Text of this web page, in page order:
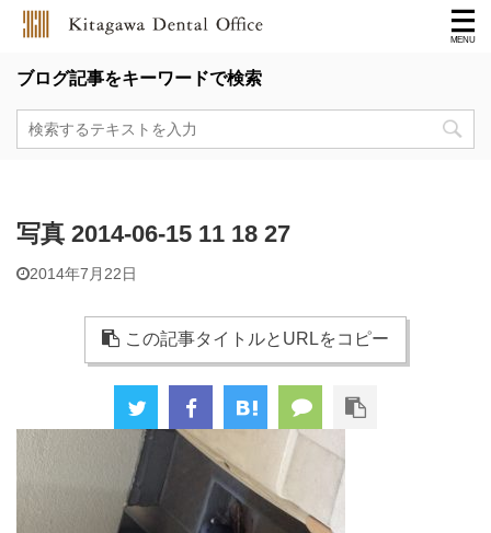
ブログ記事をキーワードで検索
写真 2014-06-15 11 18 27
2014年7月22日
この記事タイトルとURLをコピー